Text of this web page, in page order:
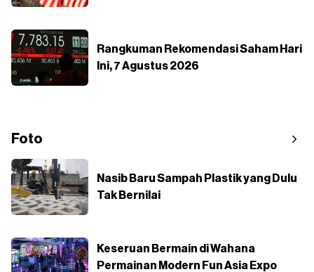
Rangkuman Rekomendasi Saham Hari
Ini, 7 Agustus 2026
Foto
Nasib Baru Sampah Plastik yang Dulu
Tak Bernilai
Keseruan Bermain di Wahana
Permainan Modern Fun Asia Expo